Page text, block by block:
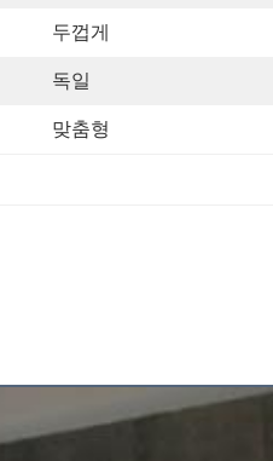
두껍게
독일
맞춤형